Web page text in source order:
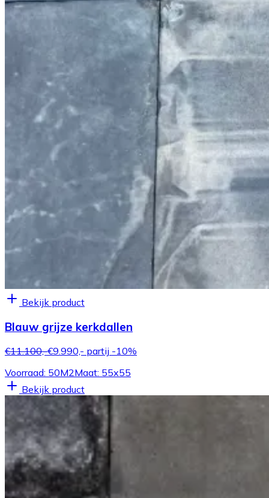
Bekijk product
Blauw grijze kerkdallen
€11.100,-€9.990,- partij -10%
Voorraad: 50M2Maat: 55x55
Bekijk product